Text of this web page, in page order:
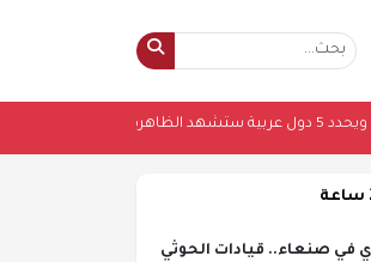
عربية ستشهد الظاهرة.. تفصيل مثيرة
في صنعاء.. قيادات الحوثي